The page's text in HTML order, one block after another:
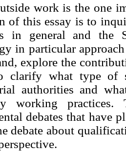
work is the one
of this essay is to
in general and the
in particular
explore the
clarify what type of
authorities and
working
debates that have
debate about